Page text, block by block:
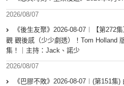
2026/08/07
《後生友聚》2026-08-07︱【第272
觀 觀後感（少少劇透）！Tom Holland
集！｜主持：Jack、諾少
2026/08/07
《巴膠不敗》2026-08-07︱(第151